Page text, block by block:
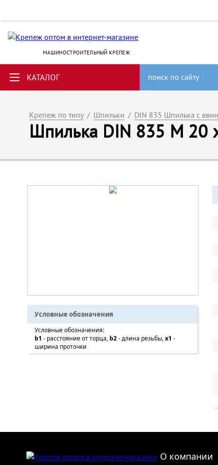
МАШИНОСТРОИТЕЛЬНЫЙ КРЕПЕЖ
КАТАЛОГ поиск по сайту
Крепеж по типу / Шпильки / DIN 835 Шпилька с
Шпилька DIN 835 M 20
Условные обозначения
Условные обозначения:
b1 - расстояние от торца, b2- длина резьбы,x1 -
ширина проточки
О компании